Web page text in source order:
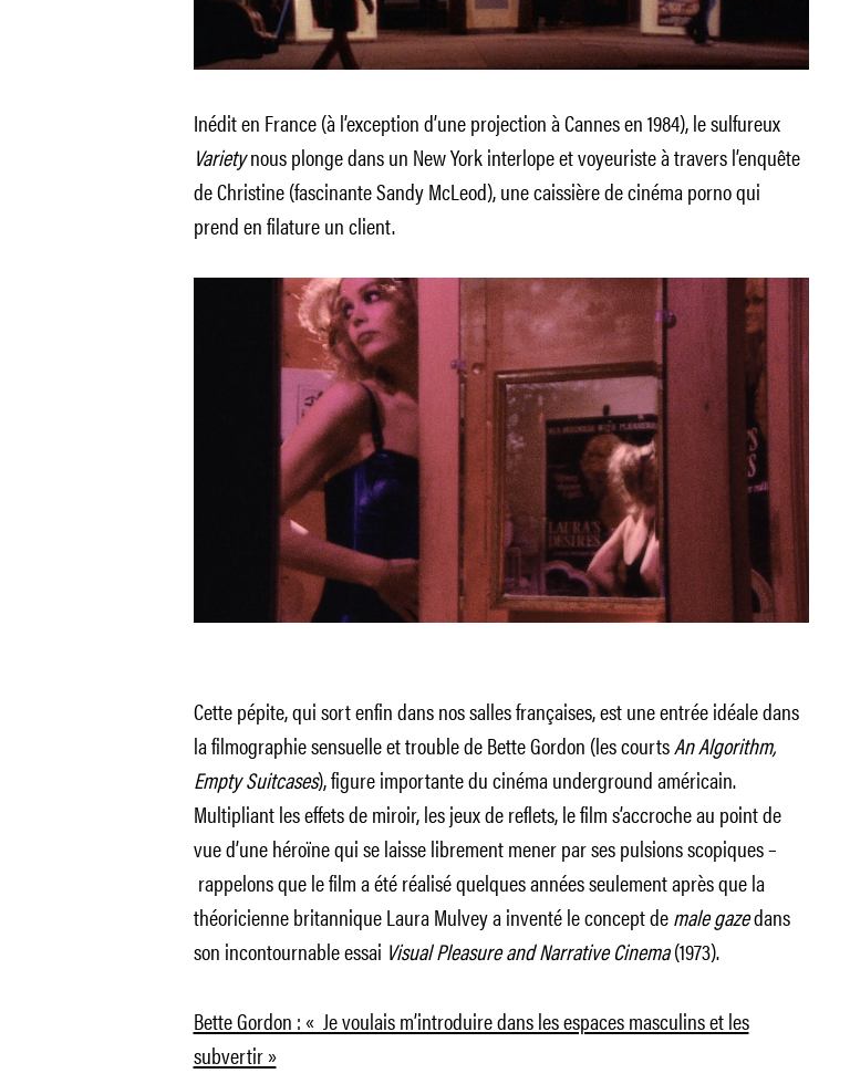
Inédit en France (à l’exception d’une projection à Cannes en 1984), le sulfureux
Varietynous plonge dans un New York interlope et voyeuriste à travers l’enquête
de Christine (fascinante Sandy McLeod), une caissière de cinéma porno qui
prend en filature un client.
Cette pépite, qui sort enfin dans nos salles françaises, est une entrée idéale dans
la filmographie sensuelle et trouble de Bette Gordon (les courtsAn Algorithm,
Empty Suitcases), figure importante du cinéma underground américain.
Multipliant les effets de miroir, les jeux de reflets, le film s’accroche au point de
vue d’une héroïne qui se laisse librement mener par ses pulsions scopiques –
rappelons que le film a été réalisé quelques années seulement après que la
théoricienne britannique Laura Mulvey a inventé le concept demale gazedans
son incontournable essai Visual Pleasure and Narrative Cinema(1973).
Bette Gordon : « Je voulais m’introduire dans les espaces masculins et les
subvertir »